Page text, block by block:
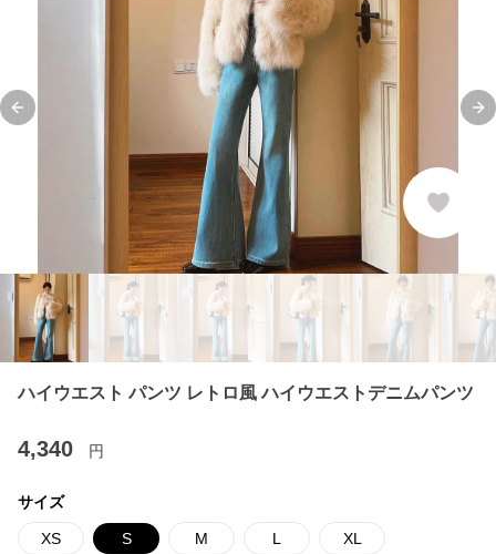
Previous slide
ハイウエスト パンツ レトロ風 ハイウエストデニムパンツ
4,340 円
サイズ
XS S M L XL